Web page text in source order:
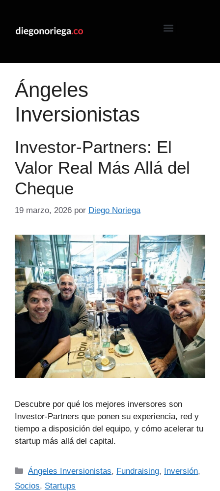
Ángeles
Inversionistas
Investor-Partners: El
Valor Real Más Allá del
Cheque
19 marzo, 2026 por Diego Noriega
Descubre por qué los mejores inversores son
Investor-Partners que ponen su experiencia, red y
tiempo a disposición del equipo, y cómo acelerar tu
startup más allá del capital.
Ángeles Inversionistas, Fundraising, Inversión,
Socios, Startups